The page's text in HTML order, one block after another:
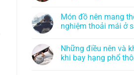
Món đồ nên mang
nghiệm thoải mái ở
Những điều nên và
khi bay hạng phổ